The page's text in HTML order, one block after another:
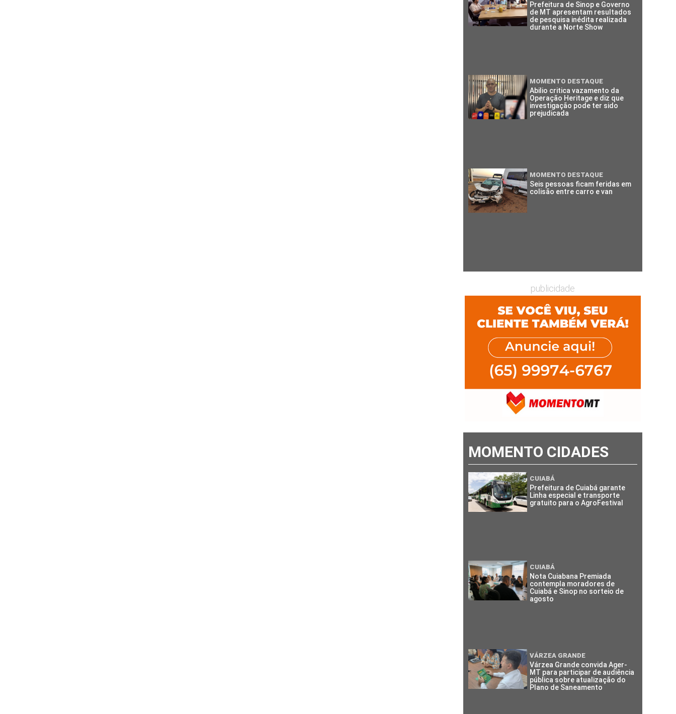
Prefeitura de Sinop e Governo
de MT apresentam resultados
de pesquisa inédita realizada
durante a Norte Show
MOMENTO DESTAQUE
Abilio critica vazamento da
Operação Heritage e diz que
investigação pode ter sido
prejudicada
MOMENTO DESTAQUE
Seis pessoas ficam feridas em
colisão entre carro e van
publicidade
MOMENTO CIDADES
CUIABÁ
Prefeitura de Cuiabá garante
Linha especial e transporte
gratuito para o AgroFestival
CUIABÁ
Nota Cuiabana Premiada
contempla moradores de
Cuiabá e Sinop no sorteio de
agosto
VÁRZEA GRANDE
Várzea Grande convida Ager-
MT para participar de audiência
pública sobre atualização do
Plano de Saneamento